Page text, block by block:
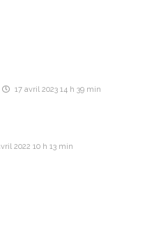
17 avril 2023 14 h 39 min
2022 10 h 13 min